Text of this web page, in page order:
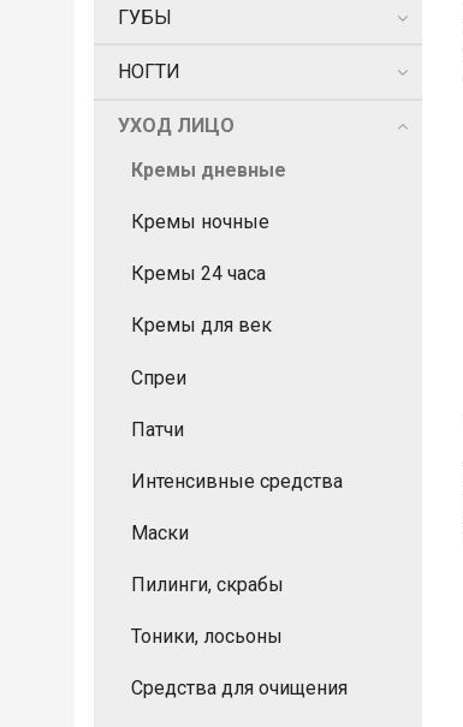
ГУБЫ
НОГТИ
УХОД ЛИЦО
Кремы дневные
Кремы ночные
Кремы 24 часа
Кремы для век
Спреи
Патчи
Интенсивные средства
Маски
Пилинги, скрабы
Тоники, лосьоны
Средства для очищения